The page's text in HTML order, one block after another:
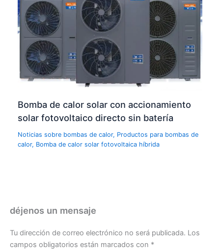
Bomba de calor solar con accionamiento
solar fotovoltaico directo sin batería
Noticias sobre bombas de calor, Productos para bombas de
calor, Bomba de calor solar fotovoltaica híbrida
déjenos un mensaje
Tu dirección de correo electrónico no será publicada. Los
campos obligatorios están marcados con *